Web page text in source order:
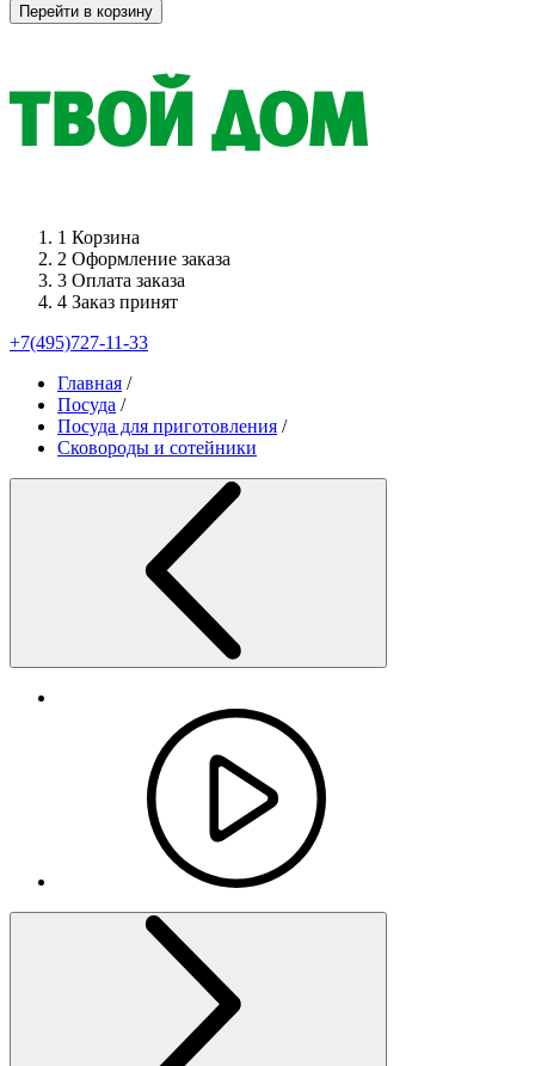
Перейти в корзину
1 Корзина
2 Оформление заказа
3 Оплата заказа
4 Заказ принят
+7(495)727-11-33
Главная /
Посуда /
Посуда для приготовления /
Сковороды и сотейники